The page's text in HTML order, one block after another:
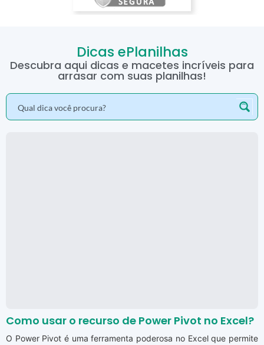
Dicas ePlanilhas
Descubra aqui dicas e macetes incríveis para
arrasar com suas planilhas!
Como usar o recurso de Power Pivot no Excel?
O Power Pivot é uma ferramenta poderosa no Excel que permite